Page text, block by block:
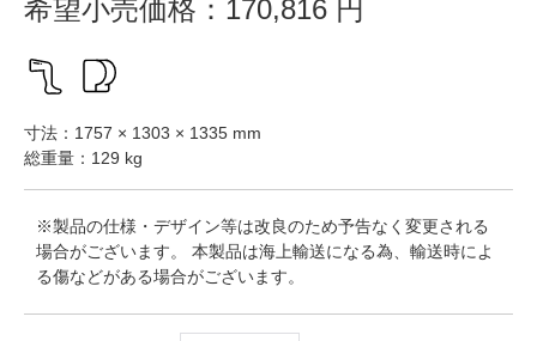
希望小売価格： 170,816 円
寸法：1757 × 1303 × 1335 mm
総重量：129 kg
※製品の仕様・デザイン等は改良のため予告なく変更される
場合がございます。 本製品は海上輸送になる為、輸送時によ
る傷などがある場合がございます。